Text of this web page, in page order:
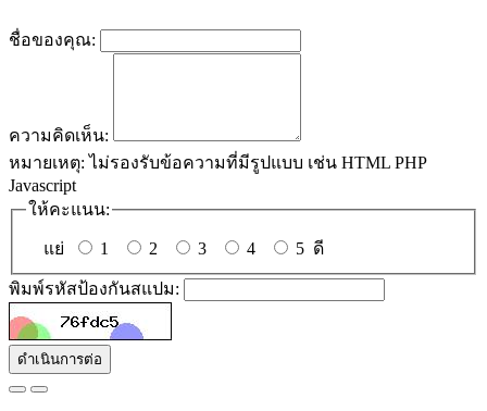
ชื่อของคุณ:
ความคิดเห็น:
หมายเหตุ: ไม่รองรับข้อความที่มีรูปแบบ เช่น HTML PHP
Javascript
ให้คะแนน:
แย่ 1 2 3 4 5 ดี
พิมพ์รหัสป้องกันสแปม:
ดำเนินการต่อ